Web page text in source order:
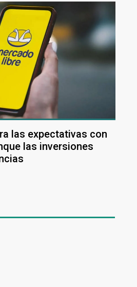
las expectativas con
las inversiones